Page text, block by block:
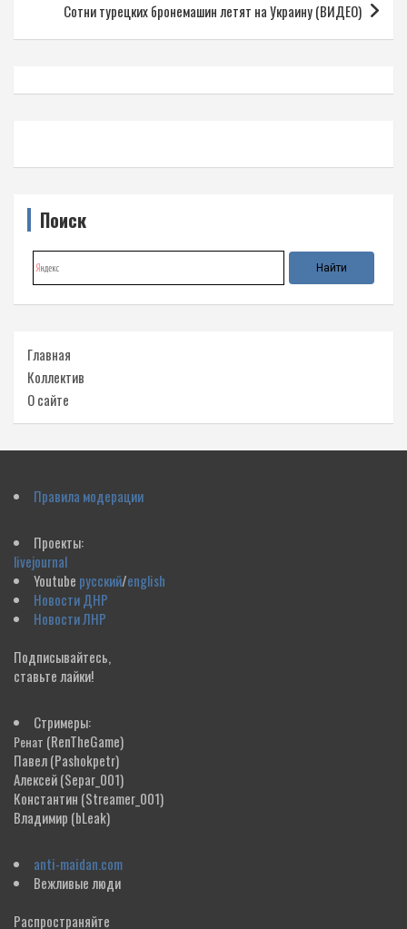
Сотни турецких бронемашин летят на Украину (ВИДЕО)
Поиск
Главная
Коллектив
О сайте
Правила модерации
Проекты:
livejournal
Youtube русский/english
Новости ДНР
Новости ЛНР
Подписывайтесь,
ставьте лайки!
Стримеры:
Ренат (RenTheGame)
Павел(Pashokpetr)
Алексей(Separ_001)
Константин (Streamer_001)
Владимир (bLeak)
anti-maidan.com
Вежливые люди
Распространяйте